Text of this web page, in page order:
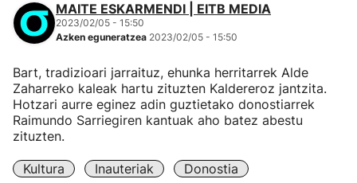
MAITE ESKARMENDI | EITB MEDIA
2023/02/05 - 15:50
Azken eguneratzea 2023/02/05 - 15:50
Bart, tradizioari jarraituz, ehunka herritarrek Alde
Zaharreko kaleak hartu zituzten Kaldereroz jantzita.
Hotzari aurre eginez adin guztietako donostiarrek
Raimundo Sarriegiren kantuak aho batez abestu
zituzten.
Kultura Inauteriak Donostia